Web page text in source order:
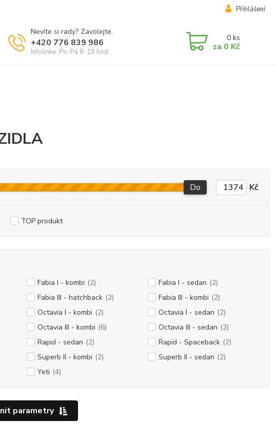
Přihlášení
Nevíte si rady? Zavolejte.
+420 776 839 986
Infolinka: Po-Pá 8-18 hod.
0 ks
za 0 Kč
parametry
Do Kč
TOP produkt
Fabia I - kombi (2) Fabia I - sedan (2)
Fabia III - hatchback (2) Fabia III - kombi (2)
Octavia I - kombi (2) Octavia I - sedan (2)
Octavia III - kombi (6) Octavia III - sedan (2)
Rapid - sedan (2) Rapid - Spaceback (2)
Superb II - kombi (2) Superb II - sedan (2)
Yeti (4)